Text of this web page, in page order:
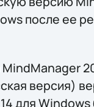
после ее
версия)
для Windows